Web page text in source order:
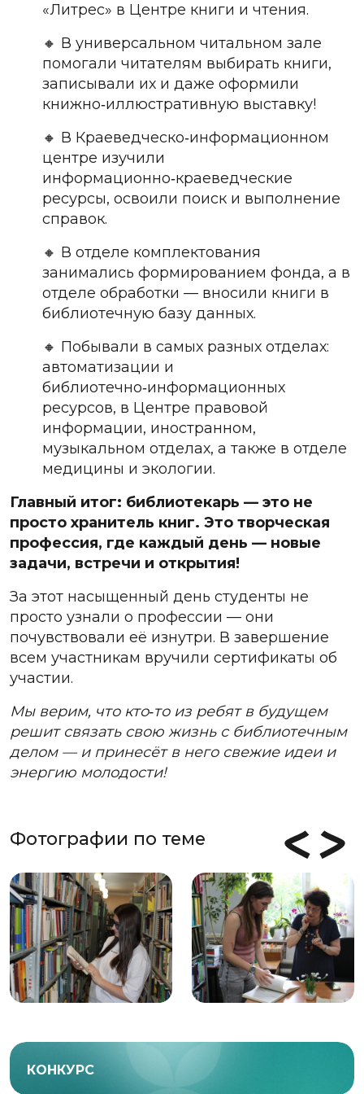
«Литрес» в Центре книги и чтения.
🔸 В универсальном читальном зале
помогали читателям выбирать книги,
записывали их и даже оформили
книжно‑иллюстративную выставку!
🔸 В Краеведческо‑информационном
центре изучили
информационно‑краеведческие
ресурсы, освоили поиск и выполнение
справок.
🔸 В отделе комплектования
занимались формированием фонда, а в
отделе обработки — вносили книги в
библиотечную базу данных.
🔸 Побывали в самых разных отделах:
автоматизации и
библиотечно‑информационных
ресурсов, в Центре правовой
информации, иностранном,
музыкальном отделах, а также в отделе
медицины и экологии.
Главный итог: библиотекарь — это не
просто хранитель книг. Это творческая
профессия, где каждый день — новые
задачи, встречи и открытия!
За этот насыщенный день студенты не
просто узнали о профессии — они
почувствовали её изнутри. В завершение
всем участникам вручили сертификаты об
участии.
Мы верим, что кто‑то из ребят в будущем
решит связать свою жизнь с библиотечным
делом — и принесёт в него свежие идеи и
энергию молодости!
Фотографии по теме
КОНКУРС